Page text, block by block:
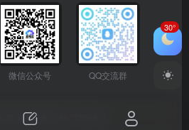
微信公众号 QQ交流群
粤ICP备2024177666号
30°